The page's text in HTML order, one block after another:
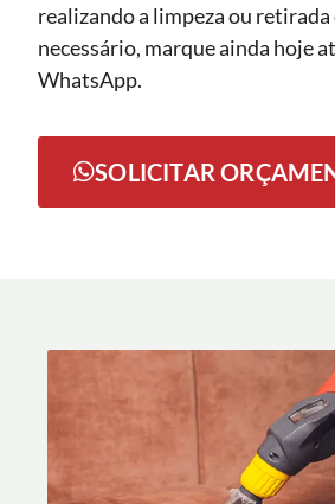
realizando a limpeza ou
necessário, marque ainda hoje
WhatsApp.
SOLICITAR